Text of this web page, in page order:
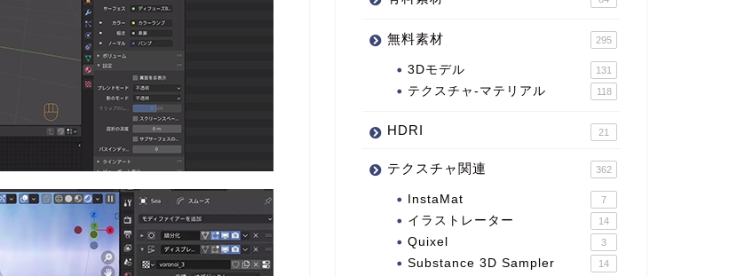
無料素材 295
3Dモデル 131
テクスチャ-マテリアル 118
HDRI 21
テクスチャ関連 362
InstaMat 7
イラストレーター 14
Quixel 3
Substance 3D Sampler 14